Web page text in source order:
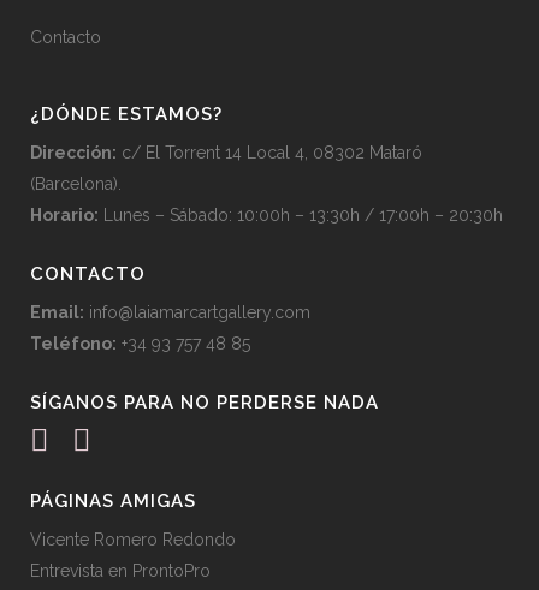
Contacto
¿DÓNDE ESTAMOS?
Dirección: c/ El Torrent 14 Local 4, 08302 Mataró
(Barcelona).
Horario: Lunes – Sábado: 10:00h – 13:30h / 17:00h – 20:30h
CONTACTO
Email: info@laiamarcartgallery.com
Teléfono: +34 93 757 48 85
SÍGANOS PARA NO PERDERSE NADA
PÁGINAS AMIGAS
Vicente Romero Redondo
Entrevista en ProntoPro